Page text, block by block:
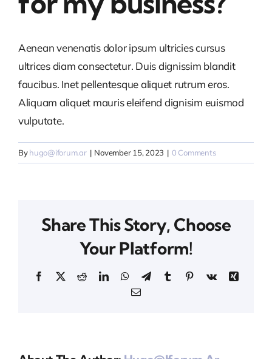
Contacto
Español
Aenean venenatis dolor ipsum ultricies cursus
ultrices diam consectetur. Duis dignissim blandit
faucibus. Inet pellentesque aliquet rutrum eros.
Aliquam aliquet mauris eleifend dignisim euismod
vulputate.
Byhugo@iforum.ar | November 15, 2023 | 0 Comments
Share This Story, Choose
Your Platform!
Facebook
X RedditLinkedInWhatsApp
TelegramTumblrPinterestVk
Xing
Email